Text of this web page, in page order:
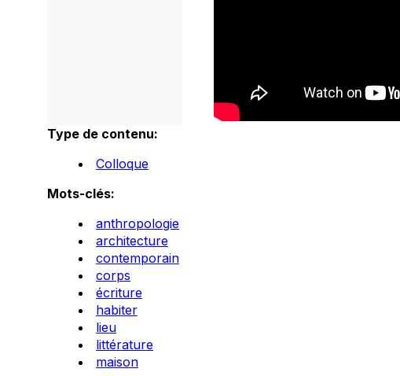
Type de contenu:
Colloque
Mots-clés:
anthropologie
architecture
contemporain
corps
écriture
habiter
lieu
littérature
maison